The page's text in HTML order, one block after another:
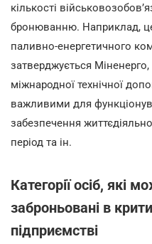
кількості
бронюванню. Наприклад,
паливно-енергетичного
затверджується
міжнародної технічної
важливими для
забезпечення
період та ін.
Категорії осіб, які
заброньовані в
підприємстві